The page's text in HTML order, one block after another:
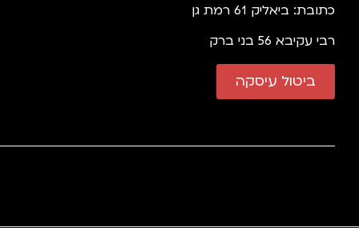
כתובת: ביאליק 61 רמת גן
רבי עקיבא 56 בני ברק
ביטול עיסקה